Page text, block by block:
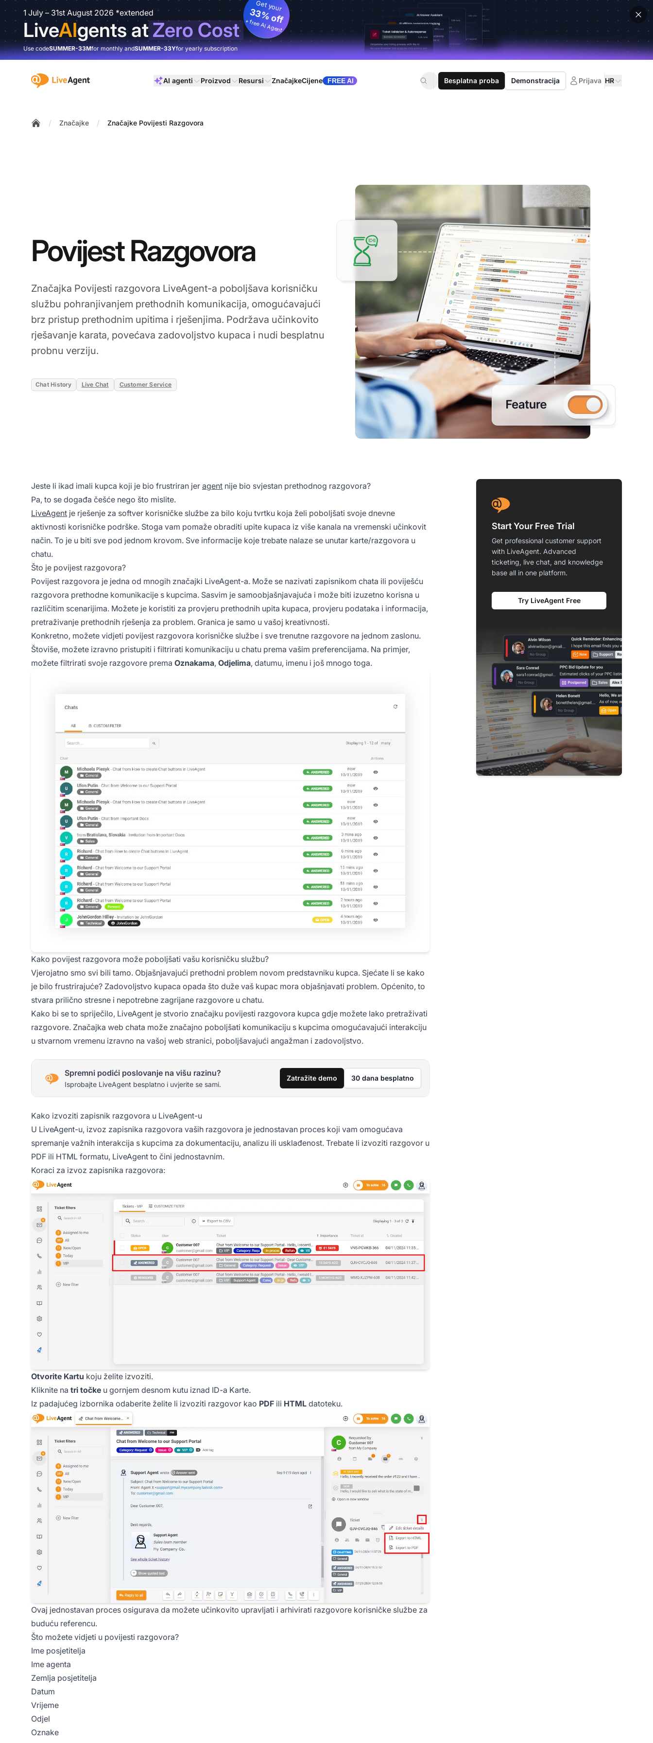
1 July – 31st August 2026 *extended
LiveAIgents atZero Cost
Get your
33% off
+ free AI Agent
Use codeSUMMER-33Mfor monthly andSUMMER-33Yfor yearly subscription
:site.title AI agenti Proizvod Resursi ZnačajkeCijene FREE AI Besplatna proba Demonstracija Prijava HR
/ Značajke / Značajke Povijesti Razgovora
Povijest Razgovora
Značajka Povijesti razgovora LiveAgent-a poboljšava korisničku
službu pohranjivanjem prethodnih komunikacija, omogućavajući
brz pristup prethodnim upitima i rješenjima. Podržava učinkovito
rješavanje karata, povećava zadovoljstvo kupaca i nudi besplatnu
probnu verziju.
Chat History Live Chat Customer Service
Jeste li ikad imali kupca koji je bio frustriran jer agent nije bio svjestan prethodnog razgovora?
Pa, to se događa češće nego što mislite.
LiveAgent je rješenje za softver korisničke službe za bilo koju tvrtku koja želi poboljšati svoje dnevne
aktivnosti korisničke podrške. Stoga vam pomaže obraditi upite kupaca iz više kanala na vremenski učinkovit
način. To je u biti sve pod jednom krovom. Sve informacije koje trebate nalaze se unutar karte/razgovora u
chatu.
Što je povijest razgovora?
Povijest razgovora je jedna od mnogih značajki LiveAgent-a. Može se nazivati zapisnikom chata ili poviješću
razgovora prethodne komunikacije s kupcima. Sasvim je samoobjašnjavajuća i može biti izuzetno korisna u
različitim scenarijima. Možete je koristiti za provjeru prethodnih upita kupaca, provjeru podataka i informacija,
pretraživanje prethodnih rješenja za problem. Granica je samo u vašoj kreativnosti.
Konkretno, možete vidjeti povijest razgovora korisničke službe i sve trenutne razgovore na jednom zaslonu.
Štoviše, možete izravno pristupiti i filtrirati komunikaciju u chatu prema vašim preferencijama. Na primjer,
možete filtrirati svoje razgovore prema Oznakama, Odjelima, datumu, imenu i još mnogo toga.
Kako povijest razgovora može poboljšati vašu korisničku službu?
Vjerojatno smo svi bili tamo. Objašnjavajući prethodni problem novom predstavniku kupca. Sjećate li se kako
je bilo frustrirajuće? Zadovoljstvo kupaca opada što duže vaš kupac mora objašnjavati problem. Općenito, to
stvara prilično stresne i nepotrebne zagrijane razgovore u chatu.
Kako bi se to spriječilo, LiveAgent je stvorio značajku povijesti razgovora kupca gdje možete lako pretraživati
razgovore. Značajka web chata može značajno poboljšati komunikaciju s kupcima omogućavajući interakciju
u stvarnom vremenu izravno na vašoj web stranici, poboljšavajući angažman i zadovoljstvo.
Spremni podići poslovanje na višu razinu?
Isprobajte LiveAgent besplatno i uvjerite se sami.
Zatražite demo 30 dana besplatno
Kako izvoziti zapisnik razgovora u LiveAgent-u
U LiveAgent-u, izvoz zapisnika razgovora vaših razgovora je jednostavan proces koji vam omogućava
spremanje važnih interakcija s kupcima za dokumentaciju, analizu ili usklađenost. Trebate li izvoziti razgovor u
PDF ili HTML formatu, LiveAgent to čini jednostavnim.
Koraci za izvoz zapisnika razgovora:
Otvorite Kartu koju želite izvoziti.
Kliknite na tri točke u gornjem desnom kutu iznad ID-a Karte.
Iz padajućeg izbornika odaberite želite li izvoziti razgovor kao PDF ili HTML datoteku.
Ovaj jednostavan proces osigurava da možete učinkovito upravljati i arhivirati razgovore korisničke službe za
buduću referencu.
Što možete vidjeti u povijesti razgovora?
Ime posjetitelja
Ime agenta
Zemlja posjetitelja
Datum
Vrijeme
Odjel
Oznake
Start Your Free Trial
Get professional customer support
with LiveAgent. Advanced
ticketing, live chat, and knowledge
base all in one platform.
Try LiveAgent Free